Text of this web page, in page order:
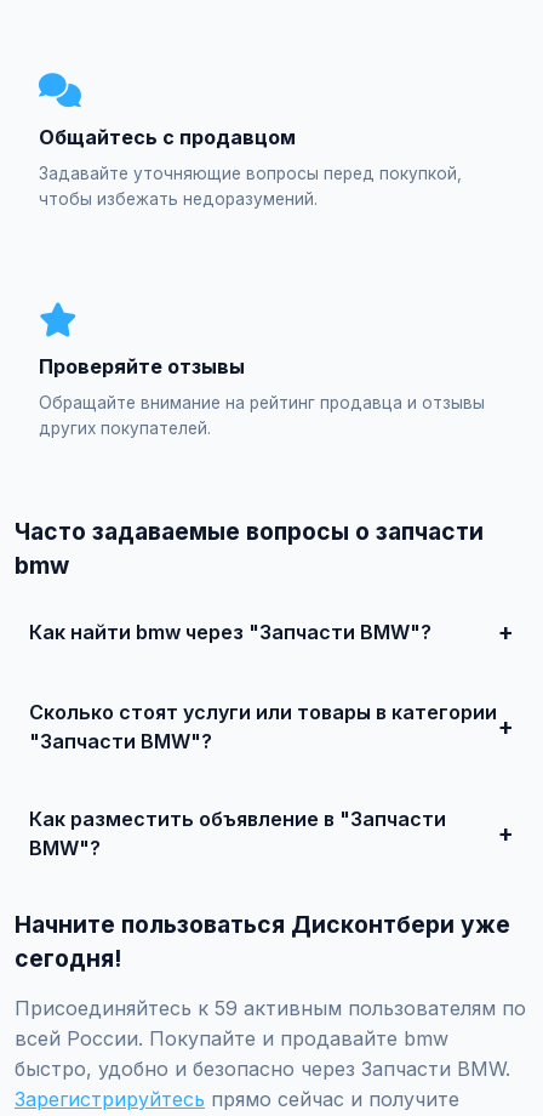
Общайтесь с продавцом
Задавайте уточняющие вопросы перед покупкой,
чтобы избежать недоразумений.
Проверяйте отзывы
Обращайте внимание на рейтинг продавца и отзывы
других покупателей.
Часто задаваемые вопросы о запчасти
bmw
Как найти bmw через "Запчасти BMW"?
и договоритесь о сделке.
Сколько стоят услуги или товары в категории
"Запчасти BMW"?
Как разместить объявление в "Запчасти
BMW"?
Запчасти BMW", заполните форму и опубликуйте. Первые
объявления — бесплатно!
Начните пользоваться Дисконтбери уже
сегодня!
Присоединяйтесь к 59 активным пользователям по
всей России. Покупайте и продавайте bmw
быстро, удобно и безопасно через Запчасти BMW.
Зарегистрируйтесь прямо сейчас и получите